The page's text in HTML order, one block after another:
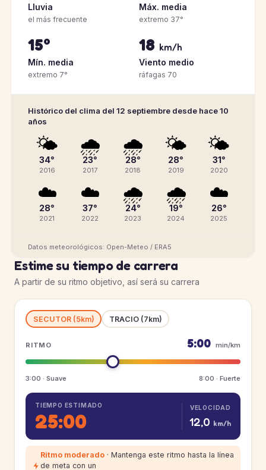
Lluvia
el más frecuente
Máx. media
extremo 37°
15°
Mín. media
extremo 7°
18 km/h
Viento medio
ráfagas 70
Histórico del clima del 12 septiembre desde hace 10
años
🌤️
34°
2016
🌧️
23°
2017
🌧️
28°
2018
🌤️
28°
2019
🌤️
31°
2020
☁️
28°
2021
☁️
37°
2022
🌧️
24°
2023
🌧️
19°
2024
☁️
26°
2025
Datos meteorológicos: Open-Meteo / ERA5
Estime su tiempo de carrera
A partir de su ritmo objetivo, así será su carrera
SECUTOR (5km) TRACIO (7km)
RITMO 5:00 min/km
3:00 · Suave 8:00 · Fuerte
TIEMPO ESTIMADO
25:00
VELOCIDAD
12,0 km/h
Ritmo moderado · Mantenga este ritmo hasta la línea
de meta con un